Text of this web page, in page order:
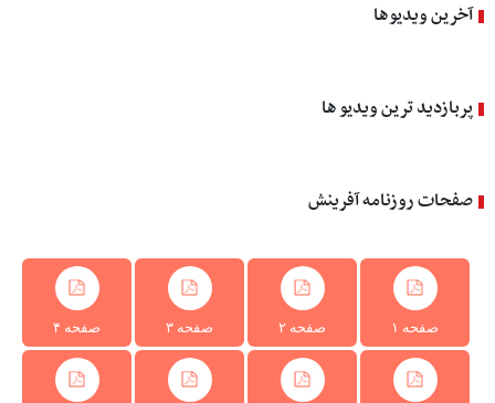
آخرین ویدیوها
پربازدید ترین ویدیو ها
صفحات روزنامه آفرینش
صفحه ۱ صفحه ۲ صفحه ۳ صفحه ۴